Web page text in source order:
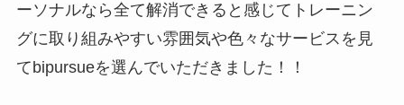
ーソナルなら全て解消できると感じてトレーニン
グに取り組みやすい雰囲気や色々なサービスを見
てbipursueを選んでいただきました！！